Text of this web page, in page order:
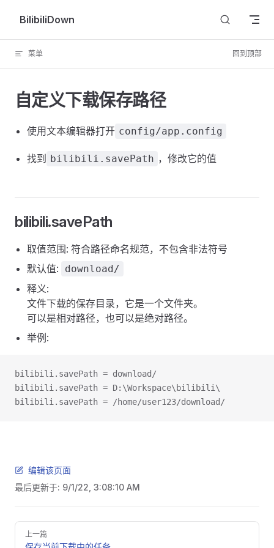
Skip to content
BilibiliDown
菜单 回到顶部
自定义下载保存路径
使用文本编辑器打开 config/app.config
找到 bilibili.savePath ，修改它的值
bilibili.savePath
取值范围: 符合路径命名规范，不包含非法符号
默认值:
download/
释义:
文件下载的保存目录，它是一个文件夹。
可以是相对路径，也可以是绝对路径。
举例:
bilibili.savePath = download/
bilibili.savePath = D:\Workspace\bilibili\
bilibili.savePath = /home/user123/download/
编辑该页面
最后更新于: 9/1/22, 3:08:10 AM
Pager
上一篇